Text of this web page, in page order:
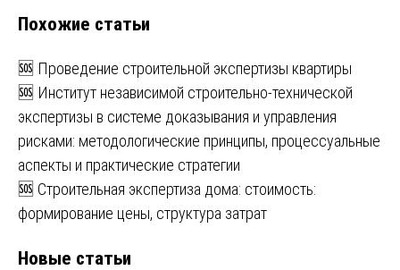
Похожие статьи
🆘 Проведение строительной экспертизы квартиры
🆘 Институт независимой строительно-технической
экспертизы в системе доказывания и управления
рисками: методологические принципы, процессуальные
аспекты и практические стратегии
🆘 Строительная экспертиза дома: стоимость:
формирование цены, структура затрат
Новые статьи